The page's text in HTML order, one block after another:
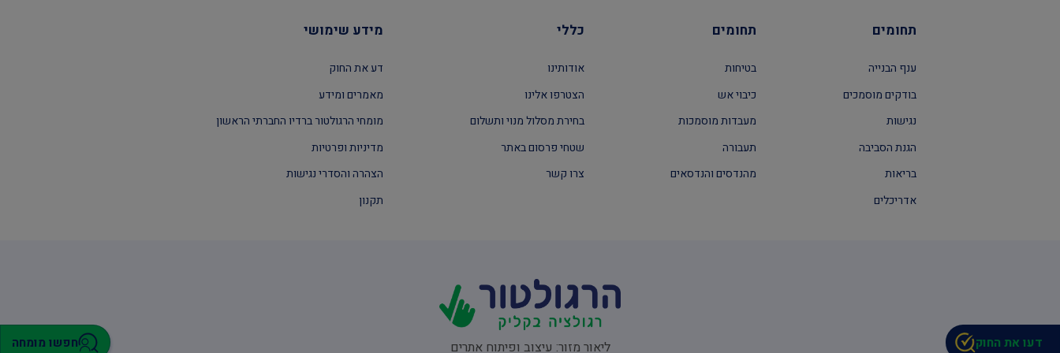
תחומים
ענף הבנייה
בודקים מוסמכים
נגישות
הגנת הסביבה
בריאות
אדריכלים
תחומים
בטיחות
כיבוי אש
מעבדות מוסמכות
תעבורה
מהנדסים והנדסאים
כללי
אודותינו
הצטרפו אלינו
בחירת מסלול מנוי ותשלום
שטחי פרסום באתר
צרו קשר
מידע שימושי
דע את החוק
מאמרים ומידע
מומחי הרגולטור ברדיו החברתי הראשון
מדיניות ופרטיות
הצהרה והסדרי נגישות
תקנון
ליאור מזור: עיצוב ופיתוח אתרים חפשו מומחה דעו את החוק